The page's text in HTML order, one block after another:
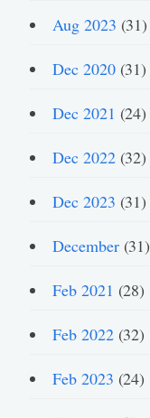
Aug 2023 (31)
Dec 2020(31)
Dec 2021 (24)
Dec 2022(32)
Dec 2023 (31)
December(31)
Feb 2021 (28)
Feb 2022(32)
Feb 2023 (24)